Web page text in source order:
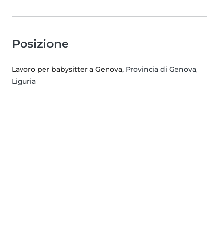
Posizione
Lavoro per babysitter a Genova, Provincia di Genova,
Liguria